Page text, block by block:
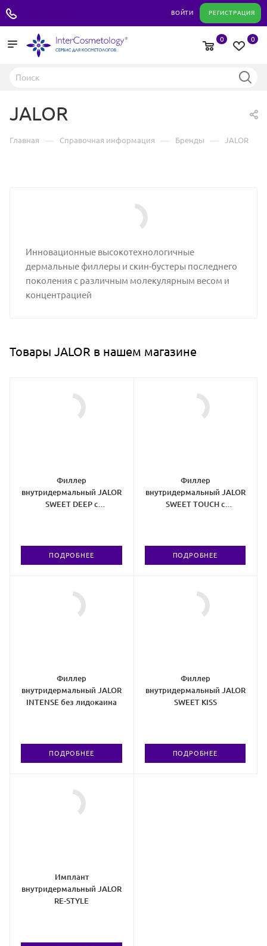
ВОЙТИ РЕГИСТРАЦИЯ
0
0
JALOR
Главная — Справочная информация — Бренды — JALOR
Инновационные высокотехнологичные
дермальные филлеры и скин-бустеры последнего
поколения с различным молекулярным весом и
концентрацией
Товары JALOR в нашем магазине
Филлер
внутридермальный JALOR
SWEET DEEP с
ПОДРОБНЕЕ
Филлер
внутридермальный JALOR
SWEET TOUCH с
ПОДРОБНЕЕ
Филлер
внутридермальный JALOR
INTENSE без лидокаина
ПОДРОБНЕЕ
Филлер
внутридермальный JALOR
SWEET KISS
ПОДРОБНЕЕ
Имплант
внутридермальный JALOR
RE-STYLE